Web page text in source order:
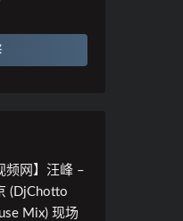
频网】汪峰 –
(DjChotto
Mix) 现场